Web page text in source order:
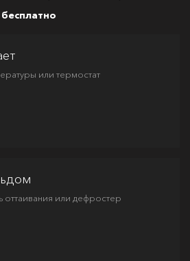
бесплатно
или термостат
оттаивания или дефростер